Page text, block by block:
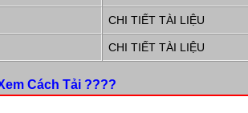
CHI TIẾT TÀI LIỆU
CHI TIẾT TÀI LIỆU
Cách Tải ????